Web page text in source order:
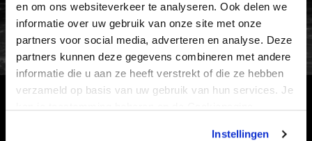
en om ons websiteverkeer te analyseren. Ook delen we
informatie over uw gebruik van onze site met onze
partners voor social media, adverteren en analyse. Deze
partners kunnen deze gegevens combineren met andere
informatie die u aan ze heeft verstrekt of die ze hebben
verzameld op basis van uw gebruik van hun services. Je
Instellingen
FC Utrecht<br>vanuit<br>het
HOOFDSPONSOR